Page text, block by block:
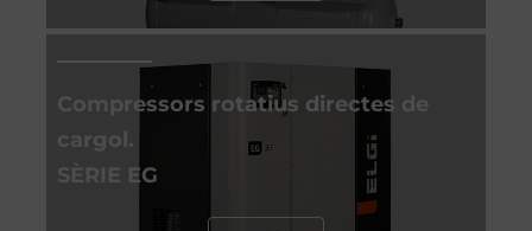
Compressors rotatius directes de
cargol.
SÈRIE EG